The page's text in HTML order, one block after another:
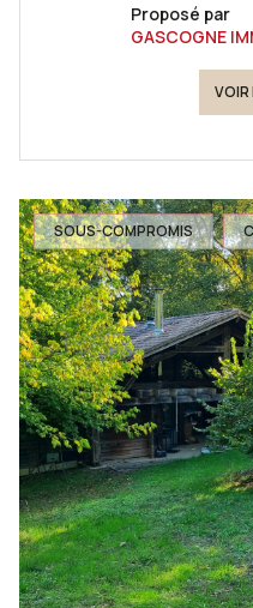
Proposé par
GASCOGNE
VOIR
SOUS-COMPROMIS